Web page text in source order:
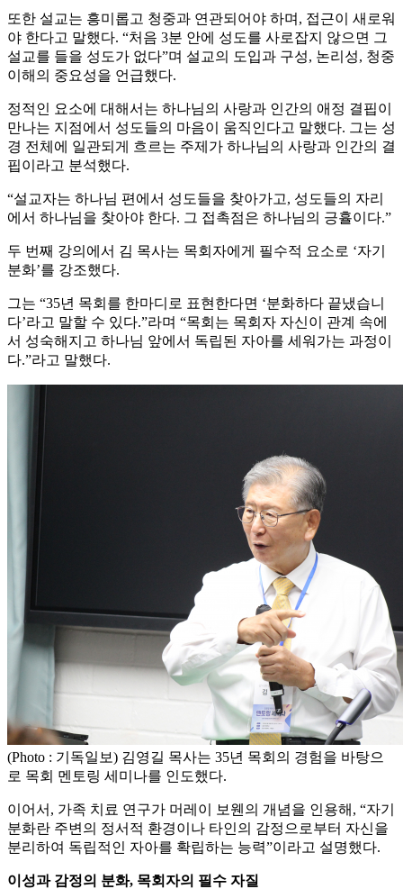
또한 설교는 흥미롭고 청중과 연관되어야 하며, 접근이 새로워
야 한다고 말했다. “처음 3분 안에 성도를 사로잡지 않으면 그
설교를 들을 성도가 없다”며 설교의 도입과 구성, 논리성, 청중
이해의 중요성을 언급했다.
정적인 요소에 대해서는 하나님의 사랑과 인간의 애정 결핍이
만나는 지점에서 성도들의 마음이 움직인다고 말했다. 그는 성
경 전체에 일관되게 흐르는 주제가 하나님의 사랑과 인간의 결
핍이라고 분석했다.
“설교자는 하나님 편에서 성도들을 찾아가고, 성도들의 자리
에서 하나님을 찾아야 한다. 그 접촉점은 하나님의 긍휼이다.”
두 번째 강의에서 김 목사는 목회자에게 필수적 요소로 ‘자기
분화’를 강조했다.
그는 “35년 목회를 한마디로 표현한다면 ‘분화하다 끝냈습니
다’라고 말할 수 있다.”라며 “목회는 목회자 자신이 관계 속에
서 성숙해지고 하나님 앞에서 독립된 자아를 세워가는 과정이
다.”라고 말했다.
(Photo : 기독일보) 김영길 목사는 35년 목회의 경험을 바탕으
로 목회 멘토링 세미나를 인도했다.
이어서, 가족 치료 연구가 머레이 보웬의 개념을 인용해, “자기
분화란 주변의 정서적 환경이나 타인의 감정으로부터 자신을
분리하여 독립적인 자아를 확립하는 능력”이라고 설명했다.
이성과 감정의 분화, 목회자의 필수 자질